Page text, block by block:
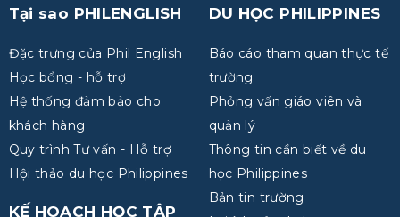
Tại sao PHILENGLISH
Đặc trưng của Phil English
Học bổng - hỗ trợ
Hệ thống đảm bảo cho
khách hàng
Quy trình Tư vấn - Hỗ trợ
Hội thảo du học Philippines
KẾ HOẠCH HỌC TẬP
DU HỌC PHILIPPINES
Báo cáo tham quan thực tế
trường
Phỏng vấn giáo viên và
quản lý
Thông tin cần biết về du
học Philippines
Bản tin trường